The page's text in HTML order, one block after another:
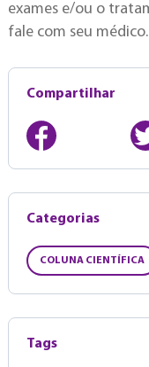
exames e/ou o
fale com seu médico.
Compartilhar
Categorias
COLUNA CIENTÍFICA
Tags